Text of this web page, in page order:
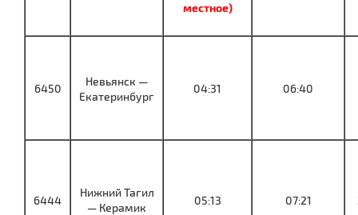
местное)
6450
Невьянск —
Екатеринбург
04:31 06:40
6444
Нижний Тагил
— Керамик
05:13 07:21